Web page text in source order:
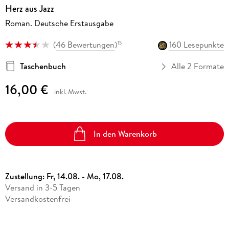
Herz aus Jazz
Roman. Deutsche Erstausgabe
(46 Bewertungen)15
160 Lesepunkte
Taschenbuch
Alle 2 Formate
16,00 € inkl. Mwst.
In den Warenkorb
Zustellung: Fr, 14.08. - Mo, 17.08.
Versand in 3-5 Tagen
Versandkostenfrei